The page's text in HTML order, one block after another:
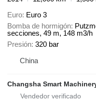
Euro Euro 3
Bomba de hormigón
secciones, 49 m, 148 m3/h
Presión 320 bar
China
Changsha Smart